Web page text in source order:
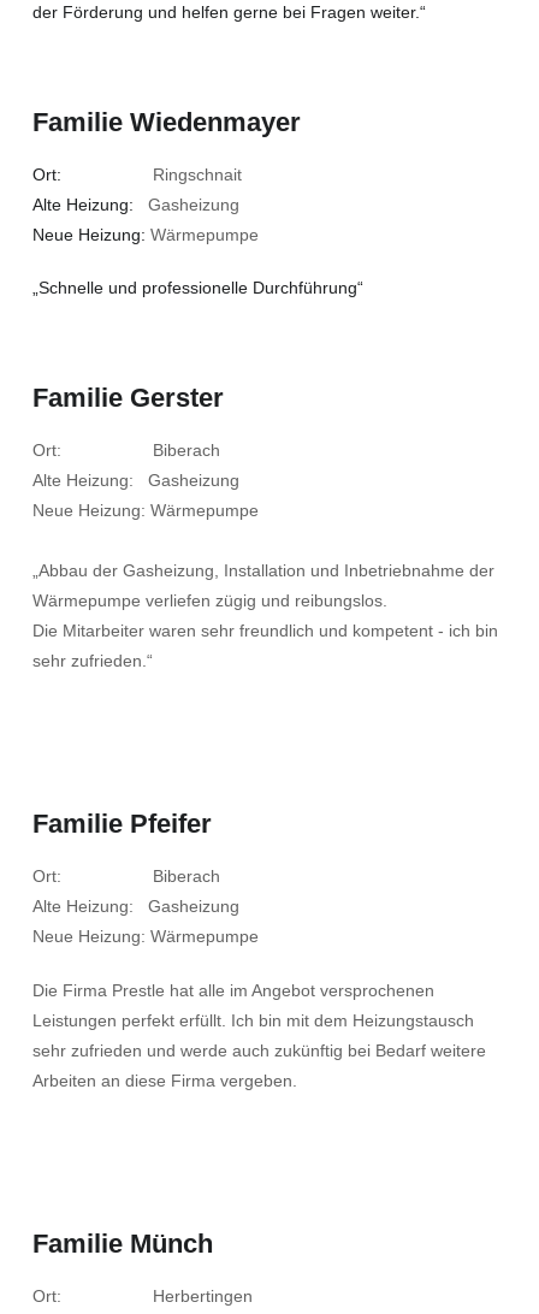
der Förderung und helfen gerne bei Fragen weiter.“
Familie Wiedenmayer
Ort: Ringschnait
Alte Heizung: Gasheizung
Neue Heizung: Wärmepumpe
„Schnelle und professionelle Durchführung“
Familie Gerster
Ort: Biberach
Alte Heizung: Gasheizung
Neue Heizung: Wärmepumpe
„Abbau der Gasheizung, Installation und Inbetriebnahme der
Wärmepumpe verliefen zügig und reibungslos.
Die Mitarbeiter waren sehr freundlich und kompetent - ich bin
sehr zufrieden.“
Familie Pfeifer
Ort: Biberach
Alte Heizung: Gasheizung
Neue Heizung: Wärmepumpe
Die Firma Prestle hat alle im Angebot versprochenen
Leistungen perfekt erfüllt. Ich bin mit dem Heizungstausch
sehr zufrieden und werde auch zukünftig bei Bedarf weitere
Arbeiten an diese Firma vergeben.
Familie Münch
Ort: Herbertingen